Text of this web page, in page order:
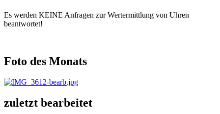
Es werden KEINE Anfragen zur Wertermittlung von Uhren
beantwortet!
Foto des Monats
zuletzt bearbeitet